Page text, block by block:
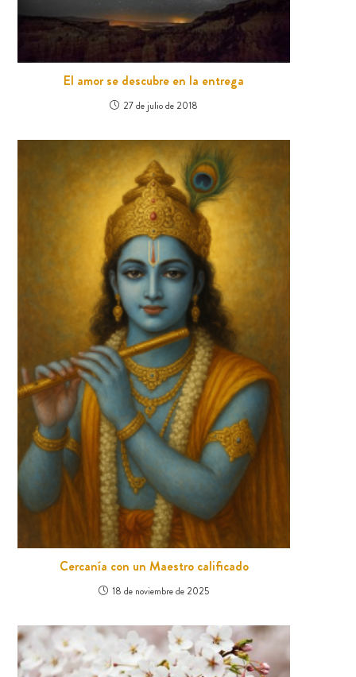
El amor se descubre en la entrega
27 de julio de 2018
Cercanía con un Maestro calificado
18 de noviembre de 2025